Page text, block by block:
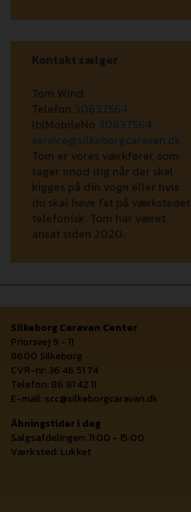
Kontakt sælger
Tom Wind
Telefon 30637564
lblMobileNo 30637564
service@silkeborgcaravan.dk
Tom er vores værkfører, som
tager imod dig når der skal
kigges på din vogn eller hvis
du skal have fat på værkstedet
telefonisk. Tom har været
ansat siden 2020.
Silkeborg Caravan Center
Priorsvej 9 - 11
8600 Silkeborg
CVR-nr: 36 46 51 74
Telefon: 86 81 42 11
E-mail: scc@silkeborgcaravan.dk
Åbningstider i dag
Salgsafdelingen: 11:00 - 15:00
Værksted: Lukket